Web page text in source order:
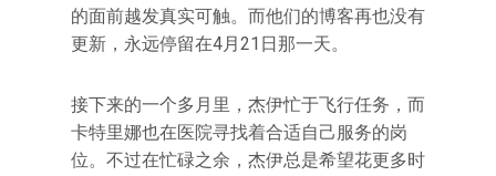
的面前越发真实可触。而他们的博客再也没有
更新，永远停留在4月21日那一天。
接下来的一个多月里，杰伊忙于飞行任务，而
卡特里娜也在医院寻找着合适自己服务的岗
位。不过在忙碌之余，杰伊总是希望花更多时